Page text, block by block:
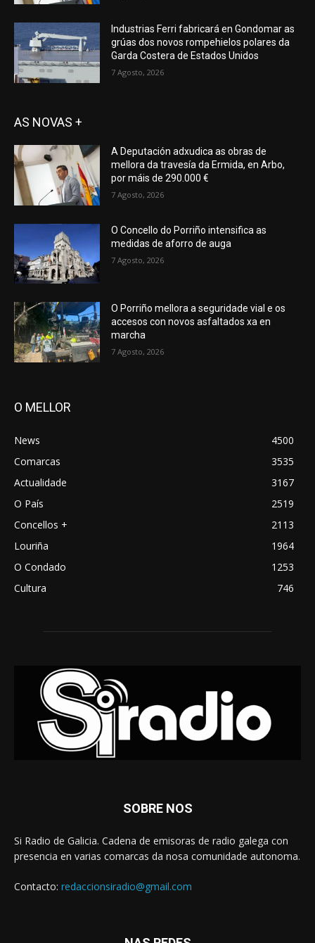
Industrias Ferri fabricará en Gondomar as
grúas dos novos rompehielos polares da
Garda Costera de Estados Unidos
7 Agosto, 2026
AS NOVAS +
A Deputación adxudica as obras de
mellora da travesía da Ermida, en Arbo,
por máis de 290.000 €
7 Agosto, 2026
O Concello do Porriño intensifica as
medidas de aforro de auga
7 Agosto, 2026
O Porriño mellora a seguridade vial e os
accesos con novos asfaltados xa en
marcha
7 Agosto, 2026
O MELLOR
News
4500
Comarcas
3535
Actualidade
3167
O País
2519
Concellos +
2113
Louriña
1964
O Condado
1253
Cultura
746
SOBRE NOS
Si Radio de Galicia. Cadena de emisoras de radio galega con
presencia en varias comarcas da nosa comunidade autonoma.
Contacto: redaccionsiradio@gmail.com